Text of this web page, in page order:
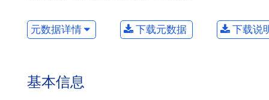
元数据详情 下载元数据 下载说
基本信息